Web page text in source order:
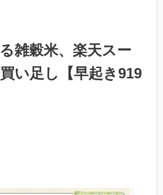
雑穀米、楽天スー
い足し【早起き919